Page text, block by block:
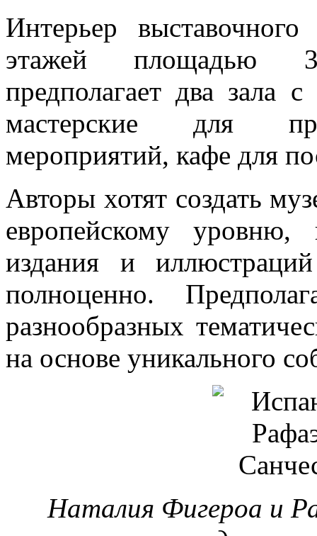
Интерьер
этажей площадью
предполагает два зала
мастерские для
мероприятий, кафе для
Авторы хотят создать
европейскому уровню,
издания и
полноценно.
разнообразных
на основе уникального
Наталия Фигероа и